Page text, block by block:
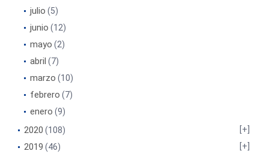
julio (5)
junio (12)
mayo (2)
abril (7)
marzo (10)
febrero (7)
enero (9)
2020 (108)
2019 (46)